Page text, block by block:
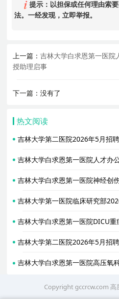
提示：以担保或任何理由索
法。一经发现，立即举报。
上一篇：吉林大学白求恩第一医院
授助理启事
下一篇：没有了
热文阅读
吉林大学第一医院临床研究部
Copyright gccrcw.com 高